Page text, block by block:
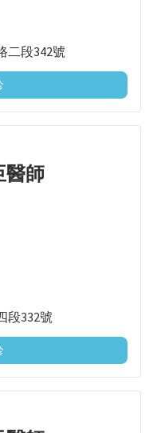
二段342號
醫師
段332號